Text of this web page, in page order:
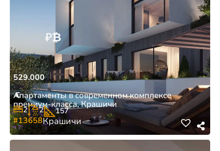
529.000
€
₽₿
Апартаменты в современном комплексе
премиум-класса, Крашичи
2 2 157
#13658Крашичи